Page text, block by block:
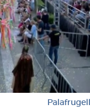
Palafrugell